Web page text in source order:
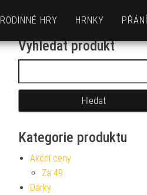
RODINNÉ HRY HRNKY PŘÁNÍ
Vyhledat produkt
Kategorie produktu
Akční ceny
Za 49
Dárky